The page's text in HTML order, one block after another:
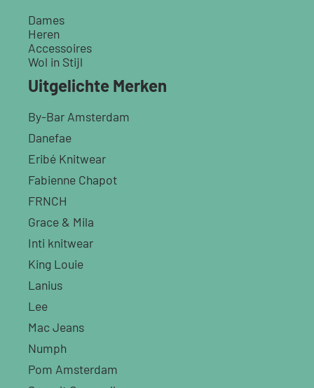
Dames
Heren
Accessoires
Wol in Stijl
Uitgelichte Merken
By-Bar Amsterdam
Danefae
Eribé Knitwear
Fabienne Chapot
FRNCH
Grace & Mila
Inti knitwear
King Louie
Lanius
Lee
Mac Jeans
Numph
Pom Amsterdam